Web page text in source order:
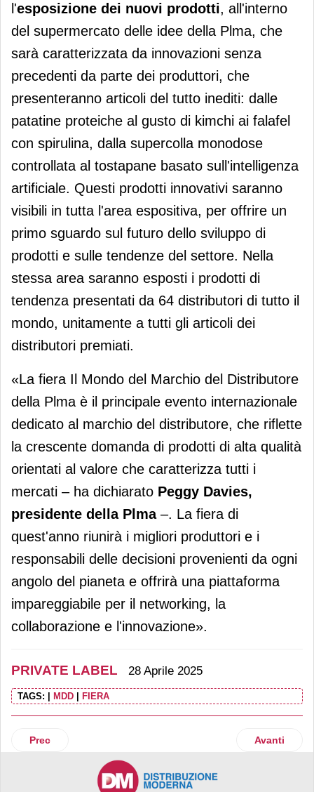
l'esposizione dei nuovi prodotti, all'interno
del supermercato delle idee della Plma, che
sarà caratterizzata da innovazioni senza
precedenti da parte dei produttori, che
presenteranno articoli del tutto inediti: dalle
patatine proteiche al gusto di kimchi ai falafel
con spirulina, dalla supercolla monodose
controllata al tostapane basato sull'intelligenza
artificiale. Questi prodotti innovativi saranno
visibili in tutta l'area espositiva, per offrire un
primo sguardo sul futuro dello sviluppo di
prodotti e sulle tendenze del settore. Nella
stessa area saranno esposti i prodotti di
tendenza presentati da 64 distributori di tutto il
mondo, unitamente a tutti gli articoli dei
distributori premiati.
«La fiera Il Mondo del Marchio del Distributore
della Plma è il principale evento internazionale
dedicato al marchio del distributore, che riflette
la crescente domanda di prodotti di alta qualità
orientati al valore che caratterizza tutti i
mercati – ha dichiarato Peggy Davies,
presidente della Plma–. La fiera di
quest'anno riunirà i migliori produttori e i
responsabili delle decisioni provenienti da ogni
angolo del pianeta e offrirà una piattaforma
impareggiabile per il networking, la
collaborazione e l'innovazione».
PRIVATE LABEL 28 Aprile 2025
TAGS: MDD FIERA
Articolo precedente: Lidl Svizzera lancia un nuovo brand
Prec Articolo
Avanti